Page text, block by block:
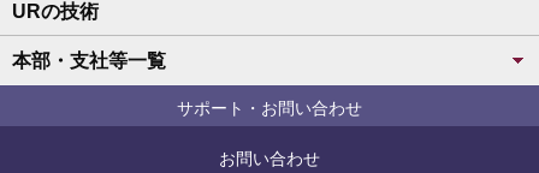
URの技術
本部・支社等一覧
サポート・お問い合わせ
お問い合わせ